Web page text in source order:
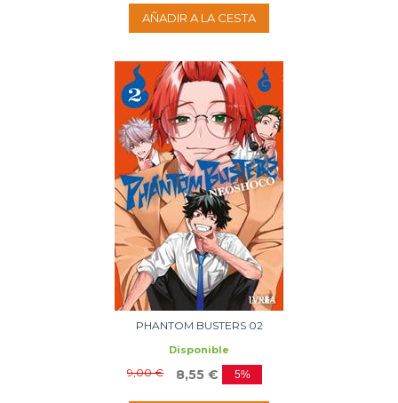
AÑADIR A LA CESTA
PHANTOM BUSTERS 02
Disponible
9,00 € 8,55 € 5%